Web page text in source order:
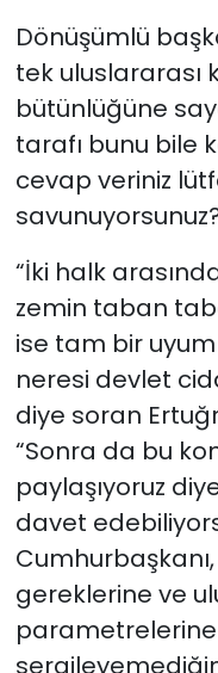
Dönüşümlü
tek uluslararası
bütünlüğüne
tarafı bunu bile
cevap veriniz
“İki halk
zemin taban
ise tam bir
neresi devlet
diye soran
“Sonra da bu
paylaşıyoruz
davet
gereklerine ve
parametrelerine